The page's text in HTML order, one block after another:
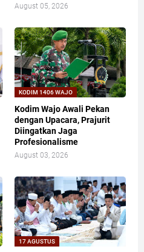
August 05, 2026
KODIM 1406 WAJO
Kodim Wajo Awali Pekan
dengan Upacara, Prajurit
Diingatkan Jaga
Profesionalisme
August 03, 2026
17 AGUSTUS